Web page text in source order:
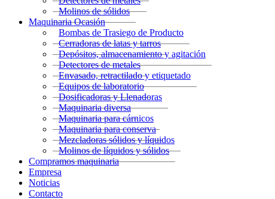
Molinos de sólidos
Maquinaria Ocasión
Bombas de Trasiego de Producto
Cerradoras de latas y tarros
Depósitos, almacenamiento y agitación
Detectores de metales
Envasado, retractilado y etiquetado
Equipos de laboratorio
Dosificadoras y Llenadoras
Maquinaria diversa
Maquinaria para cárnicos
Maquinaria para conserva
Mezcladoras sólidos y líquidos
Molinos de líquidos y sólidos
Compramos maquinaria
Empresa
Noticias
Contacto